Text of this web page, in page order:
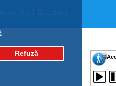
Refuză
2 București.